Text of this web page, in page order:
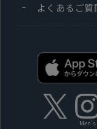
よくあるご質
Men's